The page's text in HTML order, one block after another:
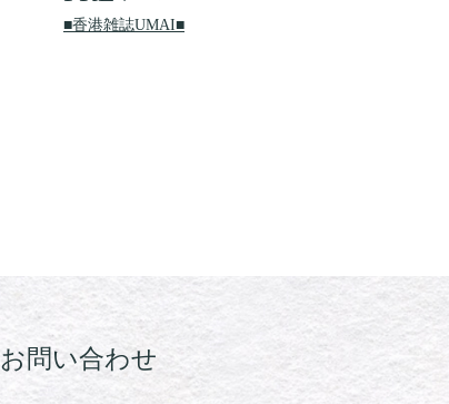
■香港雑誌UMAI■
お問い合わせ